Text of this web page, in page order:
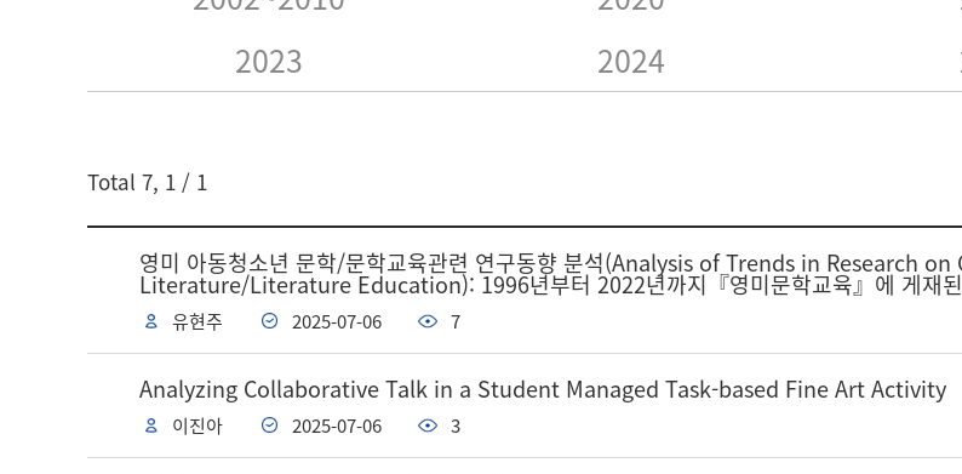
2023
2024
Total 7, 1 / 1
영미 아동청소년 문학/문학교육관련 연구동향 분석(Analysis of Trends in Research
Literature/Literature Education): 1996년부터 2022년까지『영미문학교육』에 게재
유현주 2025-07-06 7
Analyzing Collaborative Talk in a Student Managed Task-based Fine Art Activity
이진아 2025-07-06 3